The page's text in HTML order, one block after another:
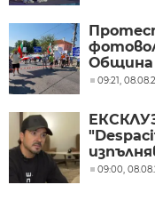
Община
09:21,
09:00,